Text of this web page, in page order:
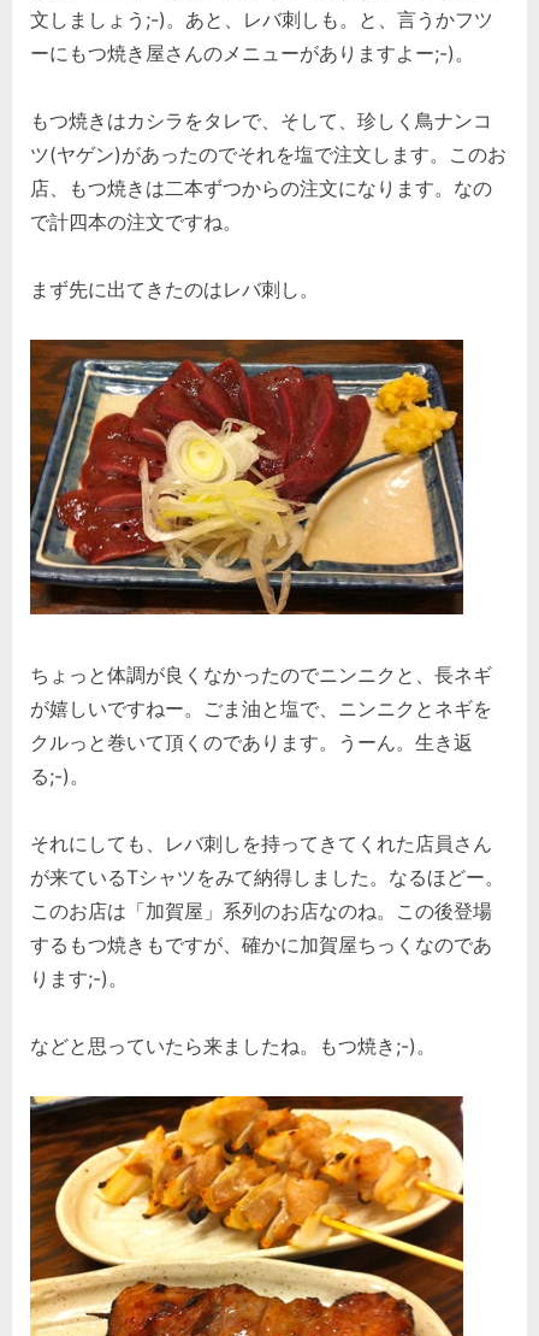
文しましょう;-)。あと、レバ刺しも。と、言うかフツ
ーにもつ焼き屋さんのメニューがありますよー;-)。
もつ焼きはカシラをタレで、そして、珍しく鳥ナンコ
ツ(ヤゲン)があったのでそれを塩で注文します。このお
店、もつ焼きは二本ずつからの注文になります。なの
で計四本の注文ですね。
まず先に出てきたのはレバ刺し。
ちょっと体調が良くなかったのでニンニクと、長ネギ
が嬉しいですねー。ごま油と塩で、ニンニクとネギを
クルっと巻いて頂くのであります。うーん。生き返
る;-)。
それにしても、レバ刺しを持ってきてくれた店員さん
が来ているTシャツをみて納得しました。なるほどー。
このお店は「加賀屋」系列のお店なのね。この後登場
するもつ焼きもですが、確かに加賀屋ちっくなのであ
ります;-)。
などと思っていたら来ましたね。もつ焼き;-)。